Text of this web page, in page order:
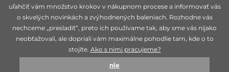
Ostaňte s nami v kontakte
Zameriavame sa na hľadanie čisto prírodných značiek, ideálne 100%
bio, ktoré sú mimoriadne svojou účinnosťou.
uľahčiť vám množstvo krokov v nákupnom procese a informovať vás
o skvelých novinkách a zvýhodnených baleniach. Rozhodne vás
nechceme „presladiť“, preto ich používame tak, aby sme vás nijako
neobťažovali, ale dopriali vám maximálne pohodlie tam, kde o to
stojíte. Ako s nimi pracujeme?
nie